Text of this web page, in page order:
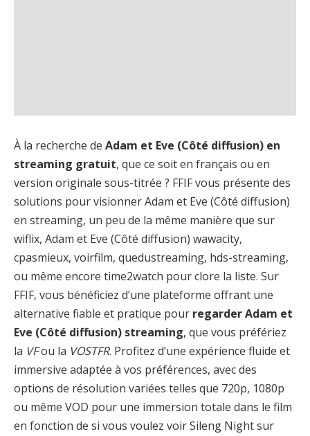
À la recherche de Adam et Eve (Côté diffusion) en
streaming gratuit, que ce soit en français ou en
version originale sous-titrée ? FFIF vous présente des
solutions pour visionner Adam et Eve (Côté diffusion)
en streaming, un peu de la même manière que sur
wiflix, Adam et Eve (Côté diffusion) wawacity,
cpasmieux, voirfilm, quedustreaming, hds-streaming,
ou même encore time2watch pour clore la liste. Sur
FFIF, vous bénéficiez d’une plateforme offrant une
alternative fiable et pratique pour regarder Adam et
Eve (Côté diffusion) streaming, que vous préfériez
la VFou la VOSTFR. Profitez d’une expérience fluide et
immersive adaptée à vos préférences, avec des
options de résolution variées telles que 720p, 1080p
ou même VOD pour une immersion totale dans le film
en fonction de si vous voulez voir Sileng Night sur